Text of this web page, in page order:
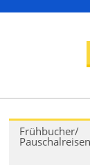
Frühbucher/
Pauschalreisen